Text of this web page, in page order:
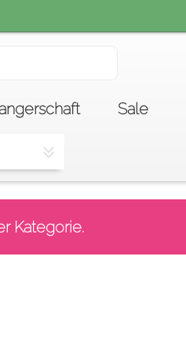
Sale
Kategorie.